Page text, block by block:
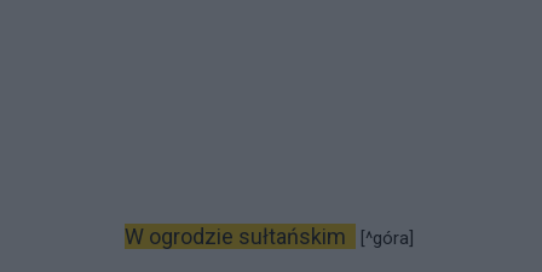
W ogrodzie sułtańskim [^góra]